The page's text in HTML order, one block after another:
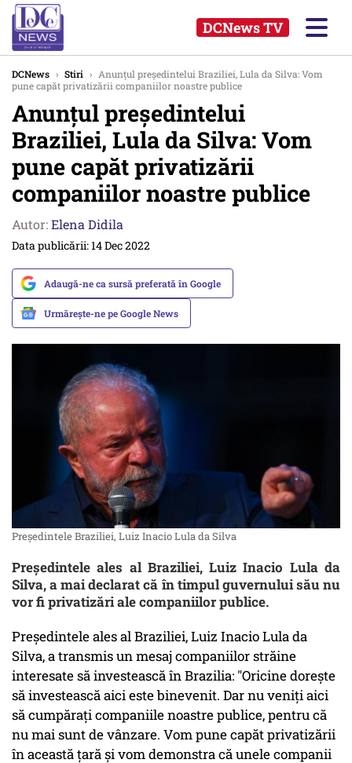
DCNews TV
DCNews › Stiri › Anunțul președintelui Braziliei, Lula da Silva: Vom
pune capăt privatizării companiilor noastre publice
Anunțul președintelui
Braziliei, Lula da Silva: Vom
pune capăt privatizării
companiilor noastre publice
Autor:Elena Didila
Data publicării: 14 Dec 2022
Adaugă-ne ca sursă preferată în Google
Urmărește-ne pe Google News
Președintele Braziliei, Luiz Inacio Lula da Silva
Președintele ales al Braziliei, Luiz Inacio Lula da
Silva, a mai declarat că în timpul guvernului său nu
vor fi privatizări ale companiilor publice.
Președintele ales al Braziliei, Luiz Inacio Lula da
Silva, a transmis un mesaj companiilor străine
interesate să investească în Brazilia: "Oricine dorește
să investească aici este binevenit. Dar nu veniți aici
să cumpărați companiile noastre publice, pentru că
nu mai sunt de vânzare. Vom pune capăt privatizării
în această țară și vom demonstra că unele companii